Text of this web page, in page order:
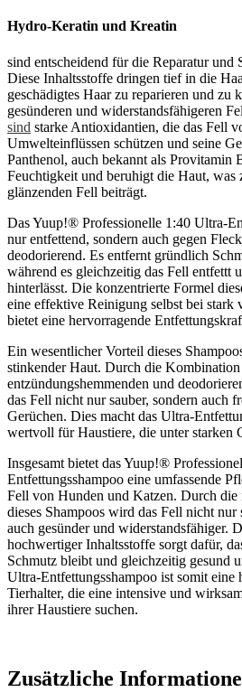
Hydro-Keratin und Kreatin
sind entscheidend für die Reparatur und
Diese Inhaltsstoffe dringen tief in die
geschädigtes Haar zu reparieren und zu
gesünderen und widerstandsfähigeren
sind starke Antioxidantien, die das Fell
Umwelteinflüssen schützen und seine
Panthenol, auch bekannt als Provitamin
Feuchtigkeit und beruhigt die Haut, was
glänzenden Fell beiträgt.
Das Yuup!® Professionelle 1:40 Ultra-
nur entfettend, sondern auch gegen
deodorierend. Es entfernt gründlich
während es gleichzeitig das Fell entfettt
hinterlässt. Die konzentrierte Formel
eine effektive Reinigung selbst bei stark
bietet eine hervorragende
Ein wesentlicher Vorteil dieses
stinkender Haut. Durch die
entzündungshemmenden und
das Fell nicht nur sauber, sondern auch
Gerüchen. Dies macht das Ultra-
wertvoll für Haustiere, die unter starken
Insgesamt bietet das Yuup!®
Entfettungsshampoo eine umfassende
Fell von Hunden und Katzen. Durch die
dieses Shampoos wird das Fell nicht nur
auch gesünder und widerstandsfähiger.
hochwertiger Inhaltsstoffe sorgt dafür,
Schmutz bleibt und gleichzeitig gesund
Ultra-Entfettungsshampoo ist somit eine
Tierhalter, die eine intensive und
ihrer Haustiere suchen.
Zusätzliche